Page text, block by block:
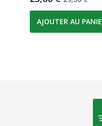
AJOUTER AU